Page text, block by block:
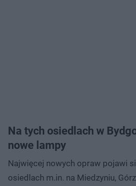
Na tych osiedlach w
nowe lampy
Najwięcej nowych opraw pojawi
osiedlach m.in. na Miedzyniu,